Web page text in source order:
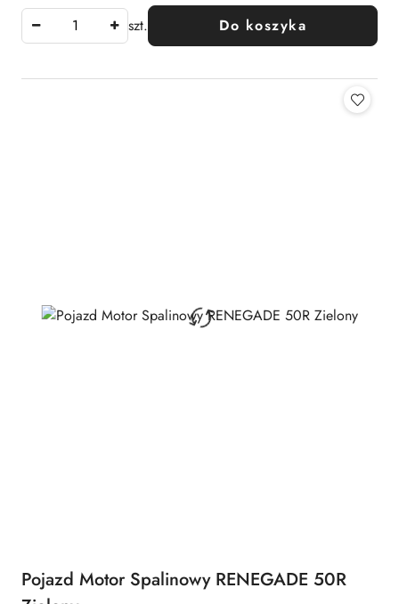
szt. Do koszyka
Pojazd Motor Spalinowy RENEGADE 50R